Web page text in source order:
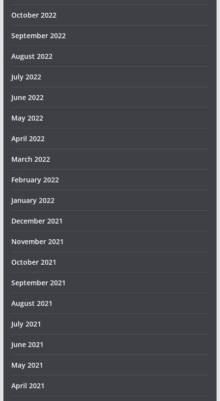
October 2022
September 2022
August 2022
July 2022
June 2022
May 2022
April 2022
March 2022
February 2022
January 2022
December 2021
November 2021
October 2021
September 2021
August 2021
July 2021
June 2021
May 2021
April 2021